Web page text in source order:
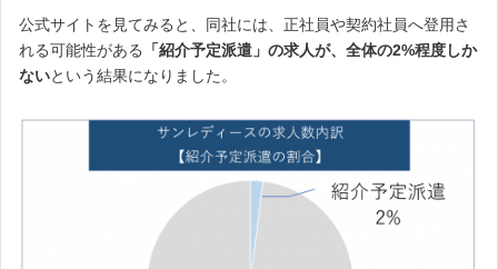
公式サイトを見てみると、同社には、正社員や契約社員へ登用さ
れる可能性がある
「紹介予定派遣」の求人が、全体の2%程度しか
ないという結果になりました。